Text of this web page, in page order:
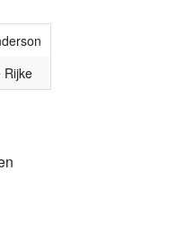
Rijke